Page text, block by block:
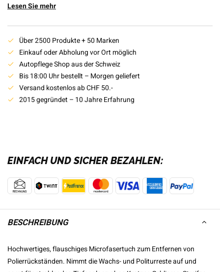
Lesen Sie mehr
Über 2500 Produkte + 50 Marken
Einkauf oder Abholung vor Ort möglich
Autopflege Shop aus der Schweiz
Bis 18:00 Uhr bestellt – Morgen geliefert
Versand kostenlos ab CHF 50.-
2015 gegründet – 10 Jahre Erfahrung
EINFACH UND SICHER BEZAHLEN:
BESCHREIBUNG
Hochwertiges, flauschiges Microfasertuch zum Entfernen von
Polierrückständen. Nimmt die Wachs- und Politurreste auf und